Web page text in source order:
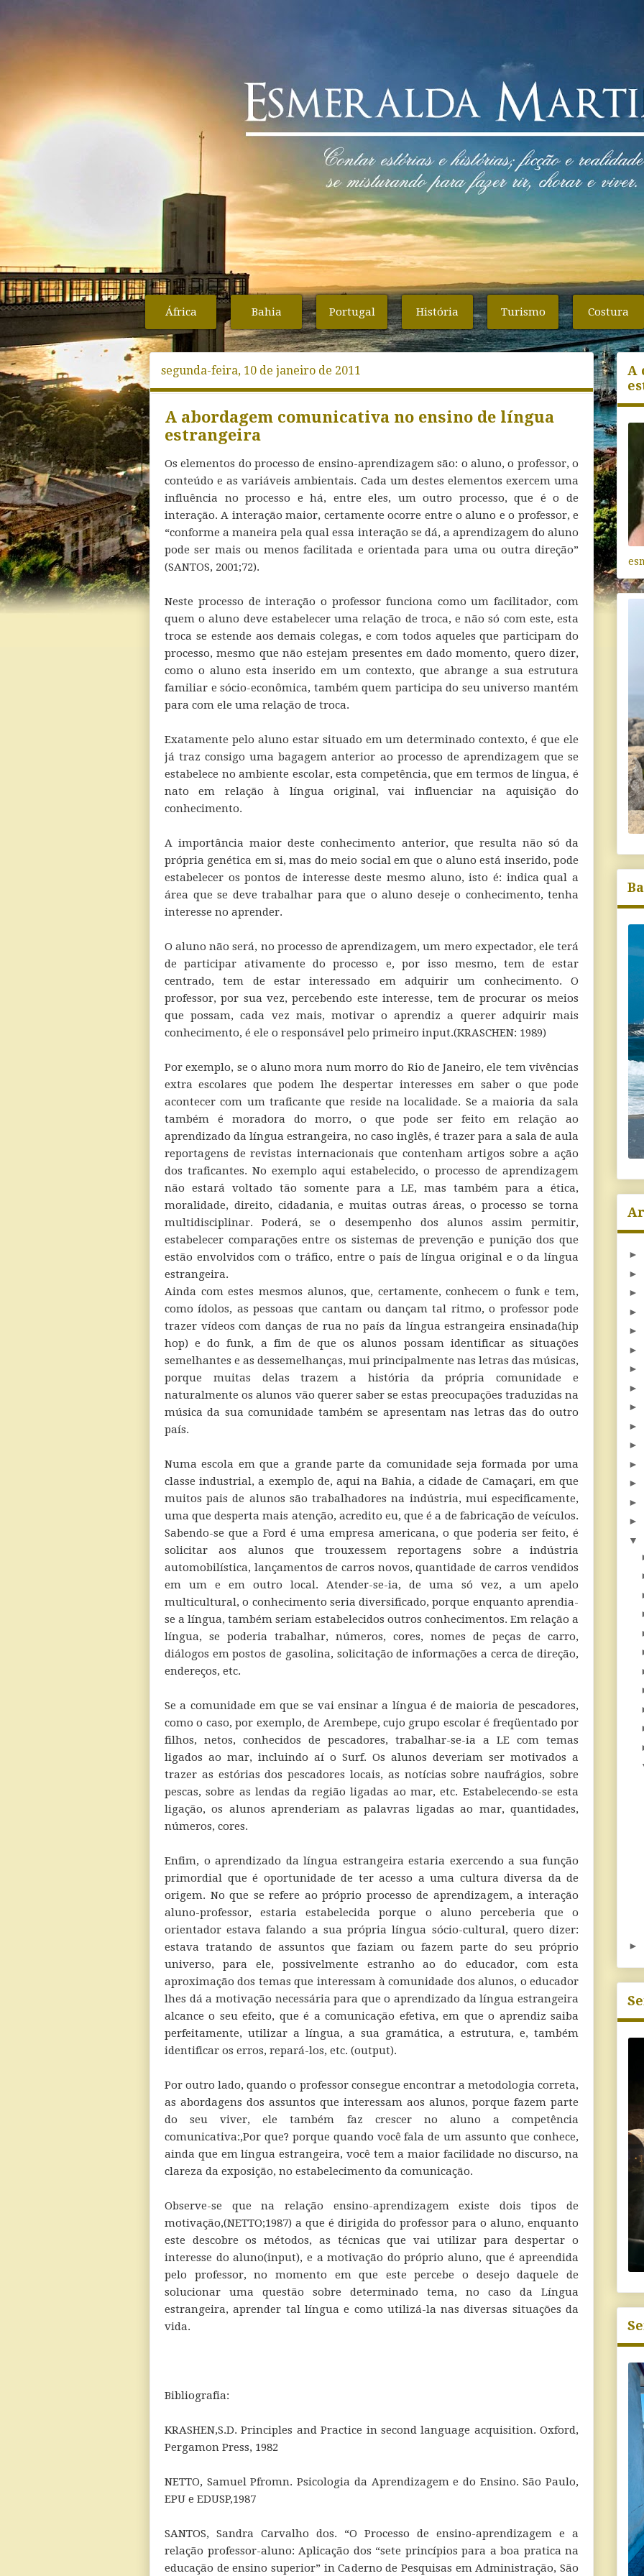
África Bahia Portugal História Turismo Costura
segunda-feira, 10 de janeiro de 2011
A abordagem comunicativa no ensino de língua
estrangeira
Os elementos do processo de ensino-aprendizagem são: o aluno, o professor, o
conteúdo e as variáveis ambientais. Cada um destes elementos exercem uma
influência no processo e há, entre eles, um outro processo, que é o de
interação. A interação maior, certamente ocorre entre o aluno e o professor, e
“conforme a maneira pela qual essa interação se dá, a aprendizagem do aluno
pode ser mais ou menos facilitada e orientada para uma ou outra direção”
(SANTOS, 2001;72).
Neste processo de interação o professor funciona como um facilitador, com
quem o aluno deve estabelecer uma relação de troca, e não só com este, esta
troca se estende aos demais colegas, e com todos aqueles que participam do
processo, mesmo que não estejam presentes em dado momento, quero dizer,
como o aluno esta inserido em um contexto, que abrange a sua estrutura
familiar e sócio-econômica, também quem participa do seu universo mantém
para com ele uma relação de troca.
Exatamente pelo aluno estar situado em um determinado contexto, é que ele
já traz consigo uma bagagem anterior ao processo de aprendizagem que se
estabelece no ambiente escolar, esta competência, que em termos de língua, é
nato em relação à língua original, vai influenciar na aquisição do
conhecimento.
A importância maior deste conhecimento anterior, que resulta não só da
própria genética em si, mas do meio social em que o aluno está inserido, pode
estabelecer os pontos de interesse deste mesmo aluno, isto é: indica qual a
área que se deve trabalhar para que o aluno deseje o conhecimento, tenha
interesse no aprender.
O aluno não será, no processo de aprendizagem, um mero expectador, ele terá
de participar ativamente do processo e, por isso mesmo, tem de estar
centrado, tem de estar interessado em adquirir um conhecimento. O
professor, por sua vez, percebendo este interesse, tem de procurar os meios
que possam, cada vez mais, motivar o aprendiz a querer adquirir mais
conhecimento, é ele o responsável pelo primeiro input.(KRASCHEN: 1989)
Por exemplo, se o aluno mora num morro do Rio de Janeiro, ele tem vivências
extra escolares que podem lhe despertar interesses em saber o que pode
acontecer com um traficante que reside na localidade. Se a maioria da sala
também é moradora do morro, o que pode ser feito em relação ao
aprendizado da língua estrangeira, no caso inglês, é trazer para a sala de aula
reportagens de revistas internacionais que contenham artigos sobre a ação
dos traficantes. No exemplo aqui estabelecido, o processo de aprendizagem
não estará voltado tão somente para a LE, mas também para a ética,
moralidade, direito, cidadania, e muitas outras áreas, o processo se torna
multidisciplinar. Poderá, se o desempenho dos alunos assim permitir,
estabelecer comparações entre os sistemas de prevenção e punição dos que
estão envolvidos com o tráfico, entre o país de língua original e o da língua
estrangeira.
Ainda com estes mesmos alunos, que, certamente, conhecem o funk e tem,
como ídolos, as pessoas que cantam ou dançam tal ritmo, o professor pode
trazer vídeos com danças de rua no país da língua estrangeira ensinada(hip
hop) e do funk, a fim de que os alunos possam identificar as situações
semelhantes e as dessemelhanças, mui principalmente nas letras das músicas,
porque muitas delas trazem a história da própria comunidade e
naturalmente os alunos vão querer saber se estas preocupações traduzidas na
música da sua comunidade também se apresentam nas letras das do outro
país.
Numa escola em que a grande parte da comunidade seja formada por uma
classe industrial, a exemplo de, aqui na Bahia, a cidade de Camaçari, em que
muitos pais de alunos são trabalhadores na indústria, mui especificamente,
uma que desperta mais atenção, acredito eu, que é a de fabricação de veículos.
Sabendo-se que a Ford é uma empresa americana, o que poderia ser feito, é
solicitar aos alunos que trouxessem reportagens sobre a indústria
automobilística, lançamentos de carros novos, quantidade de carros vendidos
em um e em outro local. Atender-se-ia, de uma só vez, a um apelo
multicultural, o conhecimento seria diversificado, porque enquanto aprendia-
se a língua, também seriam estabelecidos outros conhecimentos. Em relação a
língua, se poderia trabalhar, números, cores, nomes de peças de carro,
diálogos em postos de gasolina, solicitação de informações a cerca de direção,
endereços, etc.
Se a comunidade em que se vai ensinar a língua é de maioria de pescadores,
como o caso, por exemplo, de Arembepe, cujo grupo escolar é freqüentado por
filhos, netos, conhecidos de pescadores, trabalhar-se-ia a LE com temas
ligados ao mar, incluindo aí o Surf. Os alunos deveriam ser motivados a
trazer as estórias dos pescadores locais, as notícias sobre naufrágios, sobre
pescas, sobre as lendas da região ligadas ao mar, etc. Estabelecendo-se esta
ligação, os alunos aprenderiam as palavras ligadas ao mar, quantidades,
números, cores.
Enfim, o aprendizado da língua estrangeira estaria exercendo a sua função
primordial que é oportunidade de ter acesso a uma cultura diversa da de
origem. No que se refere ao próprio processo de aprendizagem, a interação
aluno-professor, estaria estabelecida porque o aluno perceberia que o
orientador estava falando a sua própria língua sócio-cultural, quero dizer:
estava tratando de assuntos que faziam ou fazem parte do seu próprio
universo, para ele, possivelmente estranho ao do educador, com esta
aproximação dos temas que interessam à comunidade dos alunos, o educador
lhes dá a motivação necessária para que o aprendizado da língua estrangeira
alcance o seu efeito, que é a comunicação efetiva, em que o aprendiz saiba
perfeitamente, utilizar a língua, a sua gramática, a estrutura, e, também
identificar os erros, repará-los, etc. (output).
Por outro lado, quando o professor consegue encontrar a metodologia correta,
as abordagens dos assuntos que interessam aos alunos, porque fazem parte
do seu viver, ele também faz crescer no aluno a competência
comunicativa:,Por que? porque quando você fala de um assunto que conhece,
ainda que em língua estrangeira, você tem a maior facilidade no discurso, na
clareza da exposição, no estabelecimento da comunicação.
Observe-se que na relação ensino-aprendizagem existe dois tipos de
motivação,(NETTO;1987) a que é dirigida do professor para o aluno, enquanto
este descobre os métodos, as técnicas que vai utilizar para despertar o
interesse do aluno(input), e a motivação do próprio aluno, que é apreendida
pelo professor, no momento em que este percebe o desejo daquele de
solucionar uma questão sobre determinado tema, no caso da Língua
estrangeira, aprender tal língua e como utilizá-la nas diversas situações da
vida.
Bibliografia:
KRASHEN,S.D. Principles and Practice in second language acquisition. Oxford,
Pergamon Press, 1982
NETTO, Samuel Pfromn. Psicologia da Aprendizagem e do Ensino. São Paulo,
EPU e EDUSP,1987
SANTOS, Sandra Carvalho dos. “O Processo de ensino-aprendizagem e a
relação professor-aluno: Aplicação dos “sete princípios para a boa pratica na
educação de ensino superior” in Caderno de Pesquisas em Administração, São
A
►
►
►
►
►
►
►
►
►
►
►
►
►
►
►
▼
►